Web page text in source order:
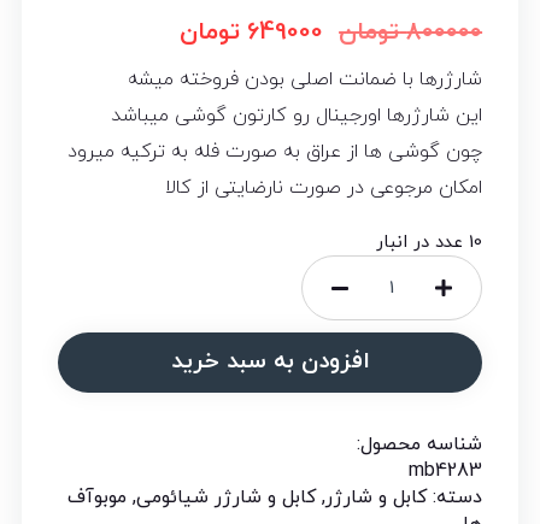
800000 تومان 649000 تومان
شارژرها با ضمانت اصلی بودن فروخته میشه
این شارژرها اورجینال رو کارتون گوشی میباشد
چون گوشی ها از عراق به صورت فله به ترکیه میرود
امکان مرجوعی در صورت نارضایتی از کالا
10 عدد در انبار
افزودن به سبد خرید
شناسه محصول:
mb4283
دسته:کابل و شارژر,کابل و شارژر شیائومی, موبوآف